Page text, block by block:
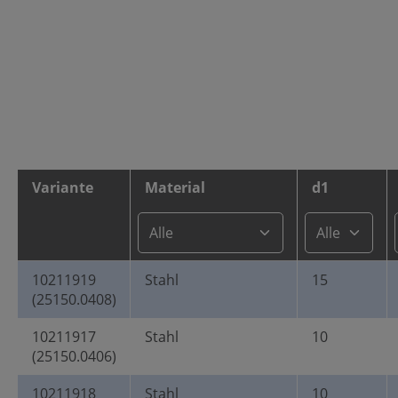
Variante Material d1
10211919
(25150.0408)
Stahl 15
10211917
(25150.0406)
Stahl 10
10211918 Stahl 10